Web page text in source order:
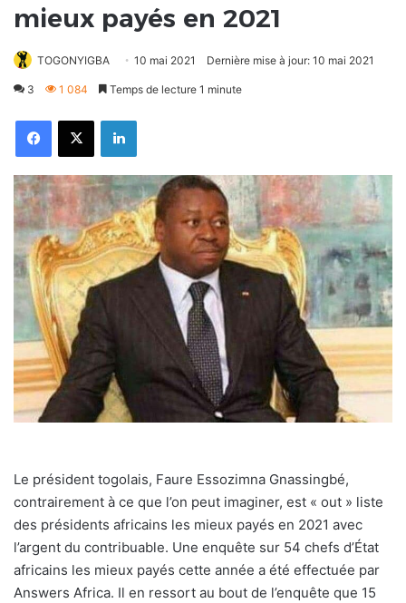
mieux payés en 2021
TOGONYIGBA 10 mai 2021 Dernière mise à jour: 10 mai 2021
3 1 084 Temps de lecture 1 minute
FacebookX Linkedin
Le président togolais, Faure Essozimna Gnassingbé,
contrairement à ce que l’on peut imaginer, est « out » liste
des présidents africains les mieux payés en 2021 avec
l’argent du contribuable. Une enquête sur 54 chefs d’État
africains les mieux payés cette année a été effectuée par
Answers Africa. Il en ressort au bout de l’enquête que 15